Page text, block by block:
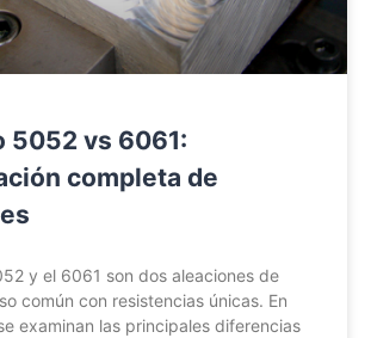
5052 vs 6061:
completa de
y el 6061 son dos aleaciones de
común con resistencias únicas. En
examinan las principales diferencias